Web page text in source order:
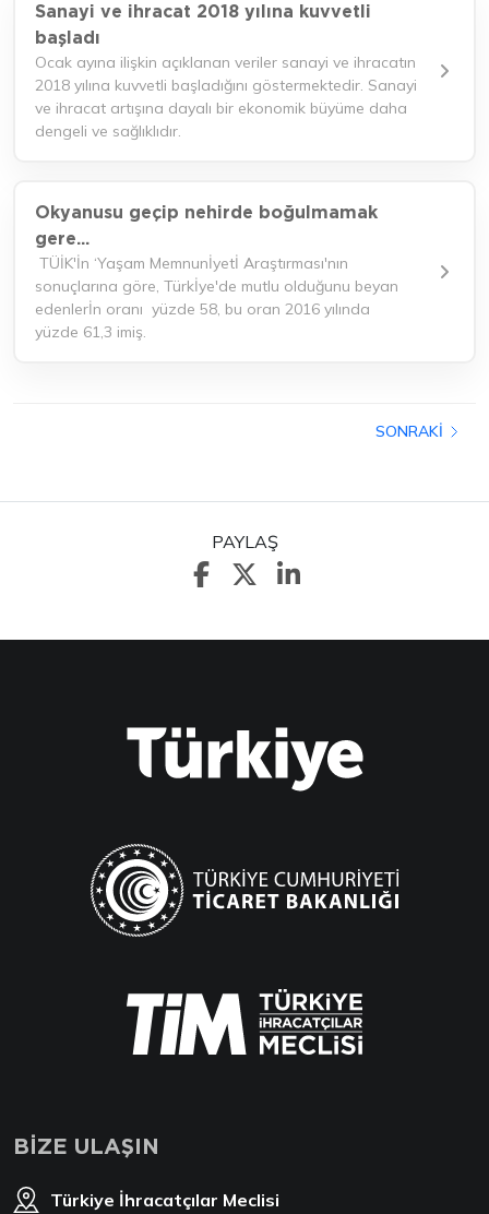
Sanayi ve ihracat 2018 yılına kuvvetli
başladı
Ocak ayına ilişkin açıklanan veriler sanayi ve ihracatın
2018 yılına kuvvetli başladığını göstermektedir. Sanayi
ve ihracat artışına dayalı bir ekonomik büyüme daha
dengeli ve sağlıklıdır.
Okyanusu geçip nehirde boğulmamak
gere...
TÜİK'İn ‘Yaşam Memnunİyetİ Araştırması'nın
sonuçlarına göre, Türkİye'de mutlu olduğunu beyan
edenlerİn oranı yüzde 58, bu oran 2016 yılında
yüzde 61,3 imiş.
SONRAKI
PAYLAŞ
BİZE ULAŞIN
Türkiye İhracatçılar Meclisi